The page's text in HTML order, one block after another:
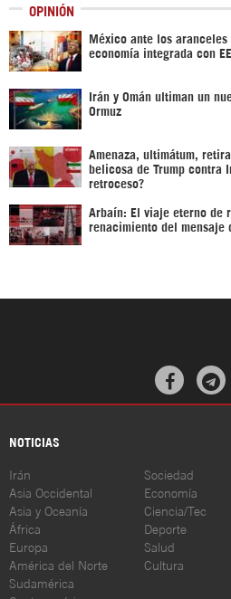
OPINIÓN
México ante los aranceles
economía integrada con
Irán y Omán ultiman un
Ormuz
Amenaza, ultimátum,
belicosa de Trump contra
retroceso?
Arbaín: El viaje eterno de
renacimiento del mensaje
NOTICIAS
Irán
Asia Occidental
Asia y Oceanía
África
Europa
América del Norte
Sudamérica
Sociedad
Economía
Ciencia/Tec
Deporte
Salud
Cultura